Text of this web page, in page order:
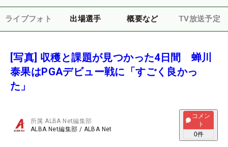
ライブフォト 出場選手 概要など TV放送予定
[写真] 収穫と課題が見つかった4日間 蝉川
泰果はPGAデビュー戦に「すごく良かっ
た」
所属ALBA Net編集部
ALBA Net編集部 / ALBA Net
コメン
ト
0件